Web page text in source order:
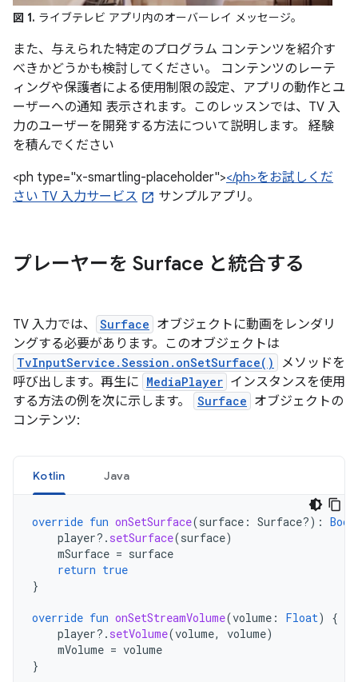
図 1. ライブテレビ アプリ内のオーバーレイ メッセージ。
また、与えられた特定のプログラム コンテンツを紹介す
べきかどうかも検討してください。 コンテンツのレーテ
ィングや保護者による使用制限の設定、アプリの動作とユ
ーザーへの通知 表示されます。このレッスンでは、TV 入
力のユーザーを開発する方法について説明します。 経験
を積んでください
<ph type="x-smartling-placeholder"></ph>をお試しくだ
さい TV 入力サービス
サンプルアプリ。
プレーヤーを Surface と統合する
TV 入力では、 Surface オブジェクトに動画をレンダリ
ングする必要があります。このオブジェクトは
TvInputService.Session.onSetSurface()
メソッドを
呼び出します。再生に MediaPlayer インスタンスを使用
する方法の例を次に示します。
Surface オブジェクトの
コンテンツ:
Kotlin Java
override fun onSetSurface(surface : Surface?) :
player?. setSurface(surface)
mSurface = surface
return true
}
override fun onSetStreamVolume(volume : Float)
{
player?. setVolume(volume, volume)
mVolume = volume
}